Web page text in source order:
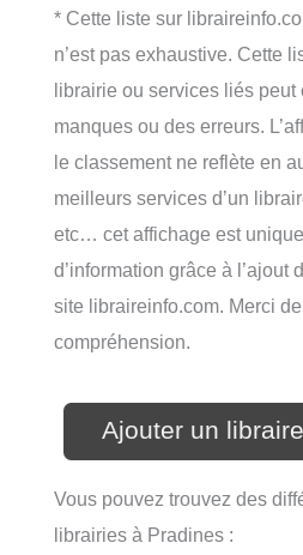
* Cette liste sur
n’est pas exhaustive. Cette
librairie ou services liés peut
manques ou des erreurs.
le classement ne reflète en
meilleurs services d’un
etc… cet affichage est
d’information grâce à l’ajout
site libraireinfo.com. Merci
compréhension.
Ajouter un
Vous pouvez trouvez des
librairies à Pradines :